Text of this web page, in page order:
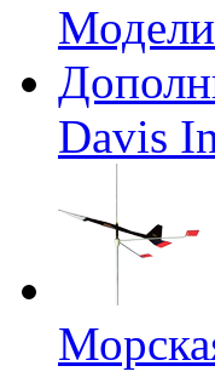
Модели
Davis